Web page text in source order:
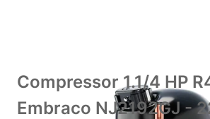
Compressor 1.1/4 HP
Embraco NJ2192GJ -